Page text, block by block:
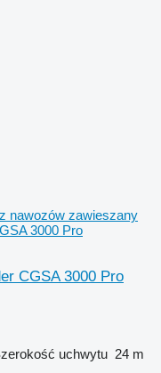
nawozów zawieszany
3000 Pro
CGSA 3000 Pro
uchwytu 24 m